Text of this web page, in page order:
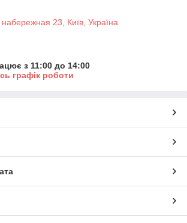
23, Київ, Україна
з 11:00 до 14:00
графік роботи